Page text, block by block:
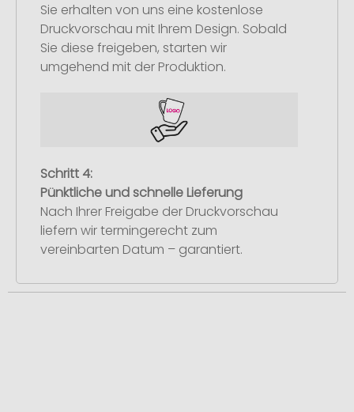
Sie erhalten von uns eine kostenlose
Druckvorschau mit Ihrem Design. Sobald
Sie diese freigeben, starten wir
umgehend mit der Produktion.
Schritt 4:
Pünktliche und schnelle Lieferung
Nach Ihrer Freigabe der Druckvorschau
liefern wir termingerecht zum
vereinbarten Datum – garantiert.